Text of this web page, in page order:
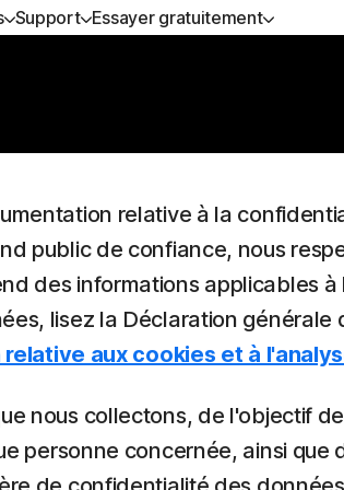
Security pour iOS™
Quiz d'aide pour choisir
Support
Service de suppression des
spywares et virus
Essayer gratuitement
relative à la
public de confiance, nous
des informations applicables
lisez la Déclaration générale
aux cookies et à
nous collectons, de l'objectif
personne concernée, ainsi que